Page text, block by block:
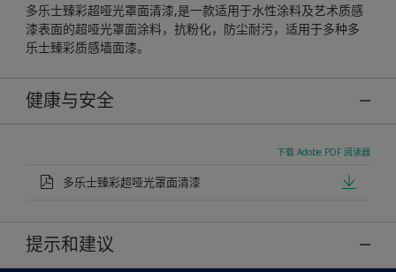
多乐士臻彩超哑光罩面清漆,是一款适用于水性涂料及艺术质感
漆表面的超哑光罩面涂料，抗粉化，防尘耐污，适用于多种多
乐士臻彩质感墙面漆。
健康与安全
下载 Adobe PDF 阅读器
多乐士臻彩超哑光罩面清漆
提示和建议